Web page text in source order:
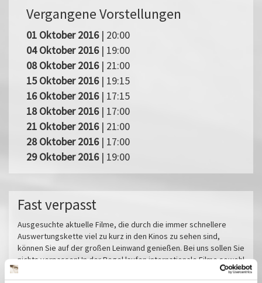
Vergangene Vorstellungen
01 Oktober 2016| 20:00
04 Oktober 2016| 19:00
08 Oktober 2016| 21:00
15 Oktober 2016| 19:15
16 Oktober 2016| 17:15
18 Oktober 2016| 17:00
21 Oktober 2016| 21:00
28 Oktober 2016| 17:00
29 Oktober 2016| 19:00
Fast verpasst
Ausgesuchte aktuelle Filme, die durch die immer schnellere
Auswertungskette viel zu kurz in den Kinos zu sehen sind,
können Sie auf der großen Leinwand genießen. Bei uns sollen Sie
nichts verpassen! In der Regel laufen internationale Filme sowohl
synchronisiert als auch in den untertitelten Originalfassungen.